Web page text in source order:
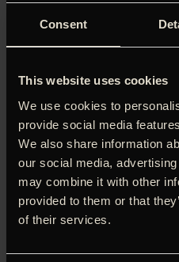
Consent
This website uses cookies
We use cookies to
provide social media
We also share information
our social media,
may combine it with other
provided to them or that
of their services.
Skuespilleren Daniel Brühl
selvudleverende – film. En
noget ældre Bruno
Berlin’). Bruno viser sig ikke
også at vide mere om
boet på Prenzlauer Berg,
kvarteret blev gentrificeret,
som har indrettet sig i
ned til den private elevator
synden. Det velturnerede